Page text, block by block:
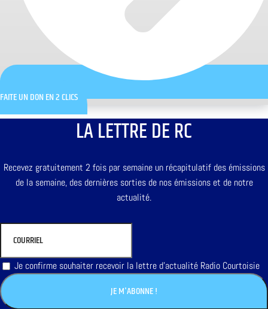
FAITE UN DON EN 2 CLICS
LA LETTRE DE RC
Recevez gratuitement 2 fois par semaine un récapitulatif des émissions
de la semaine, des dernières sorties de nos émissions et de notre
actualité.
Je confirme souhaiter recevoir la lettre d'actualité Radio Courtoisie